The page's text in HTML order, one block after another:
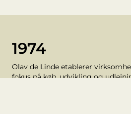
1974
Olav de Linde etablerer
fokus på køb, udvikling og